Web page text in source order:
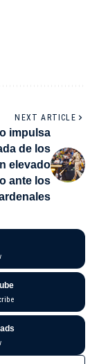
NEXT ARTICLE
impulsa
de los
elevado
ante los